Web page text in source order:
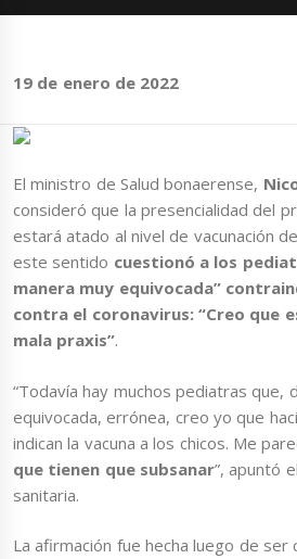
19 de enero de 2022
El ministro de Salud bonaerense,
consideró que la presencialidad del
estará atado al nivel de vacunación
este sentido cuestionó a los
manera muy equivocada”
contra el coronavirus: “Creo que
mala praxis”.
“Todavía hay muchos pediatras que,
equivocada, errónea, creo yo que
indican la vacuna a los chicos. Me
que tienen que subsanar”, apuntó
sanitaria.
La afirmación fue hecha luego de ser